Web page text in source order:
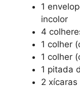
1
incolor
4
1 colher
1 colher
1 pitada
2